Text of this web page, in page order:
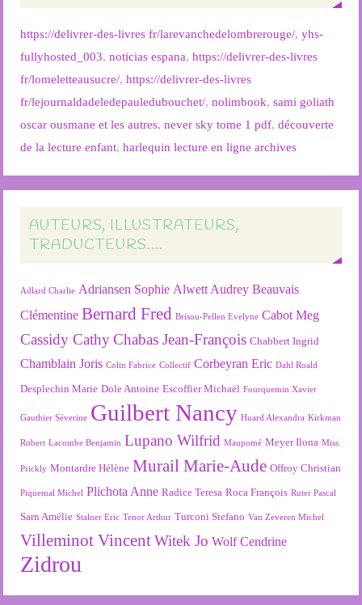
https://delivrer-des-livres fr/larevanchedelombrerouge/,yhs-
fullyhosted_003,noticias espana,https://delivrer-des-livres
fr/lomeletteausucre/,https://delivrer-des-livres
fr/lejournaldadeledepauledubouchet/,nolimbook,sami goliath
oscar ousmane et les autres,never sky tome 1 pdf,découverte
de la lecture enfant,harlequin lecture en ligne archives
AUTEURS, ILLUSTRATEURS,
TRADUCTEURS….
Adlard Charlie Adriansen Sophie Alwett Audrey Beauvais
Clémentine Bernard Fred Brisou-Pellen Evelyne Cabot Meg
Cassidy Cathy Chabas Jean-François Chabbert Ingrid
Chamblain Joris Colin Fabrice Collectif Corbeyran Eric Dahl Roald
Desplechin Marie Dole Antoine Escoffier Michaël Fourquemin Xavier
Gauthier Séverine Guilbert Nancy Huard Alexandra Kirkman
Robert Lacombe Benjamin Lupano Wilfrid Maupomé Meyer Ilona Miss
Prickly Montardre Hélène Murail Marie-Aude Offroy Christian
Piquemal Michel Plichota Anne Radice Teresa Roca François Ruter Pascal
Sarn Amélie Stalner Eric Tenor Arthur Turconi Stefano Van Zeveren Michel
Villeminot Vincent Witek Jo Wolf Cendrine
Zidrou